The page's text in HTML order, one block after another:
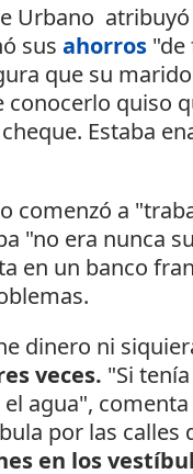
Urbano atribuyó
sus ahorros "de
que su marido
conocerlo quiso
Estaba
comenzó a
"no era nunca
en un banco
dinero ni
veces. "Si
agua",
por las calles
en los